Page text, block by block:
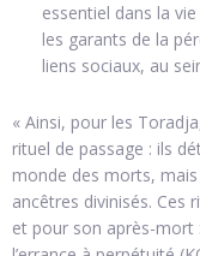
essentiel dans la
les garants de la
liens sociaux, au
« Ainsi, pour les
rituel de passage : ils
monde des morts,
ancêtres divinisés. Ces
et pour son après-mort